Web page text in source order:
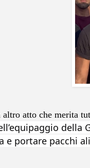
atto che merita
della
e portare pacchi